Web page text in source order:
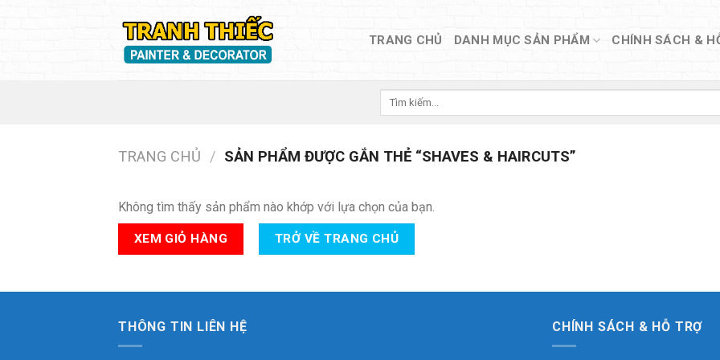
TRANG CHỦ DANH MỤC SẢN PHẨM CHÍNH SÁCH &
Tìm
TRANG CHỦ / SẢN PHẨM ĐƯỢC GẮN THẺ “SHAVES & HAIRCUTS”
Không tìm thấy sản phẩm nào khớp với lựa chọn của bạn.
XEM GIỎ HÀNG TRỞ VỀ TRANG CHỦ
THÔNG TIN LIÊN HỆ CHÍNH SÁCH & HỖ TRỢ